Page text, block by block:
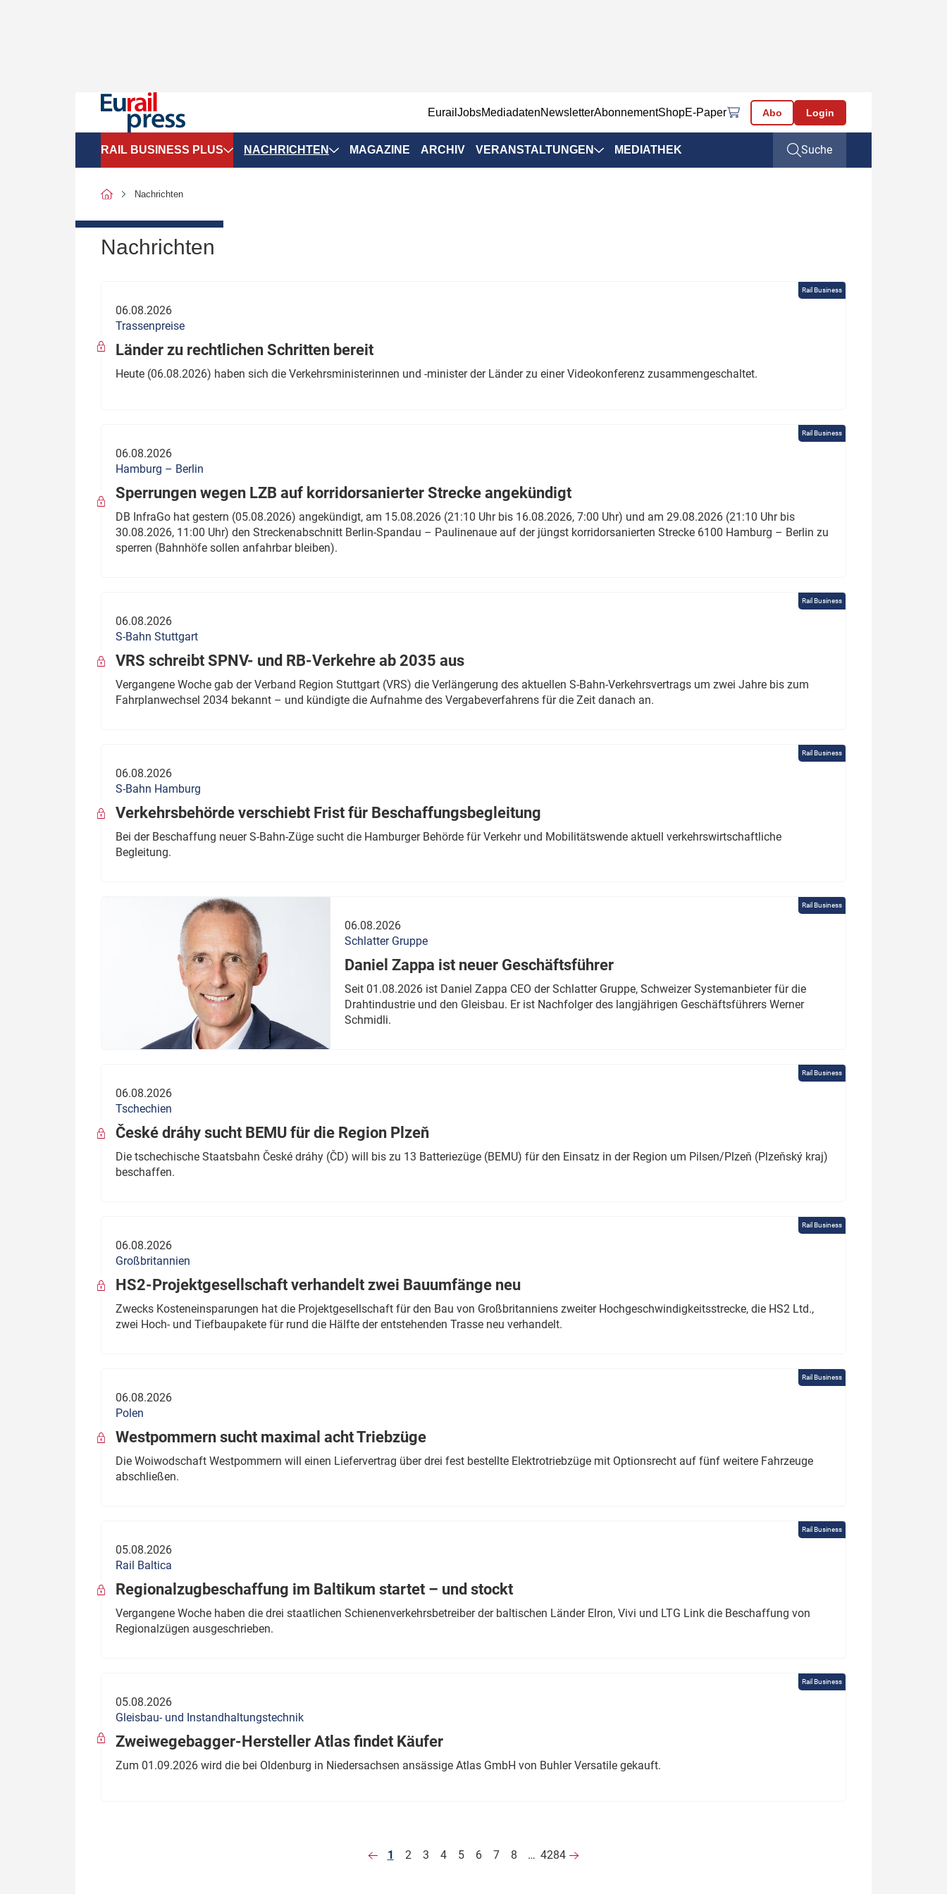
EurailJobsMediadatenNewsletterAbonnementShopE-Paper Abo Login
RAIL BUSINESS PLUS
SPNV-Marktdaten
Politik
wen?
Thema des Monats
Dossier: Generalsanierung
Dossier: ETCS
Dossier:
NACHRICHTEN MAGAZINE ARCHIV VERANSTALTUNGEN MEDIATHEK Suche
Nachrichten
Nachrichten
Rail Business
06.08.2026
Trassenpreise
Länder zu rechtlichen Schritten bereit
Heute (06.08.2026) haben sich die Verkehrsministerinnen und -minister der Länder zu einer Videokonferenz zusammengeschaltet.
Rail Business
06.08.2026
Hamburg – Berlin
Sperrungen wegen LZB auf korridorsanierter Strecke angekündigt
DB InfraGo hat gestern (05.08.2026) angekündigt, am 15.08.2026 (21:10 Uhr bis 16.08.2026, 7:00 Uhr) und am 29.08.2026 (21:10 Uhr bis
30.08.2026, 11:00 Uhr) den Streckenabschnitt Berlin-Spandau – Paulinenaue auf der jüngst korridorsanierten Strecke 6100 Hamburg – Berlin zu
sperren (Bahnhöfe sollen anfahrbar bleiben).
Rail Business
06.08.2026
S-Bahn Stuttgart
VRS schreibt SPNV- und RB-Verkehre ab 2035 aus
Vergangene Woche gab der Verband Region Stuttgart (VRS) die Verlängerung des aktuellen S-Bahn-Verkehrsvertrags um zwei Jahre bis zum
Fahrplanwechsel 2034 bekannt – und kündigte die Aufnahme des Vergabeverfahrens für die Zeit danach an.
Rail Business
06.08.2026
S-Bahn Hamburg
Verkehrsbehörde verschiebt Frist für Beschaffungsbegleitung
Bei der Beschaffung neuer S-Bahn-Züge sucht die Hamburger Behörde für Verkehr und Mobilitätswende aktuell verkehrswirtschaftliche
Begleitung.
Rail Business
06.08.2026
Schlatter Gruppe
Daniel Zappa ist neuer Geschäftsführer
Seit 01.08.2026 ist Daniel Zappa CEO der Schlatter Gruppe, Schweizer Systemanbieter für die
Drahtindustrie und den Gleisbau. Er ist Nachfolger des langjährigen Geschäftsführers Werner
Schmidli.
Rail Business
06.08.2026
Tschechien
České dráhy sucht BEMU für die Region Plzeň
Die tschechische Staatsbahn České dráhy (ČD) will bis zu 13 Batteriezüge (BEMU) für den Einsatz in der Region um Pilsen/Plzeň (Plzeňský kraj)
beschaffen.
Rail Business
06.08.2026
Großbritannien
HS2-Projektgesellschaft verhandelt zwei Bauumfänge neu
Zwecks Kosteneinsparungen hat die Projektgesellschaft für den Bau von Großbritanniens zweiter Hochgeschwindigkeitsstrecke, die HS2 Ltd.,
zwei Hoch- und Tiefbaupakete für rund die Hälfte der entstehenden Trasse neu verhandelt.
Rail Business
06.08.2026
Polen
Westpommern sucht maximal acht Triebzüge
Die Woiwodschaft Westpommern will einen Liefervertrag über drei fest bestellte Elektrotriebzüge mit Optionsrecht auf fünf weitere Fahrzeuge
abschließen.
Rail Business
05.08.2026
Rail Baltica
Regionalzugbeschaffung im Baltikum startet – und stockt
Vergangene Woche haben die drei staatlichen Schienenverkehrsbetreiber der baltischen Länder Elron, Vivi und LTG Link die Beschaffung von
Regionalzügen ausgeschrieben.
Rail Business
05.08.2026
Gleisbau- und Instandhaltungstechnik
Zweiwegebagger-Hersteller Atlas findet Käufer
Zum 01.09.2026 wird die bei Oldenburg in Niedersachsen ansässige Atlas GmbH von Buhler Versatile gekauft.
1 2 3 4 5 6 7 8 … 4284